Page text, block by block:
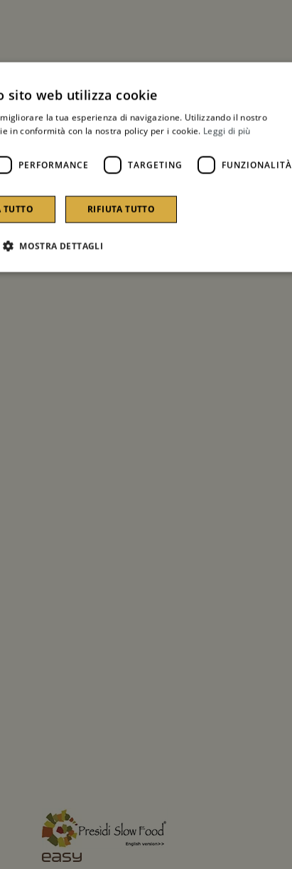
sito web utilizza cookie
la tua esperienza di navigazione. Utilizzando il nostro
in conformità con la nostra policy per i cookie. Leggi di più
PERFORMANCE TARGETING FUNZIONALITÀ
TUTTO RIFIUTA TUTTO
MOSTRA DETTAGLI